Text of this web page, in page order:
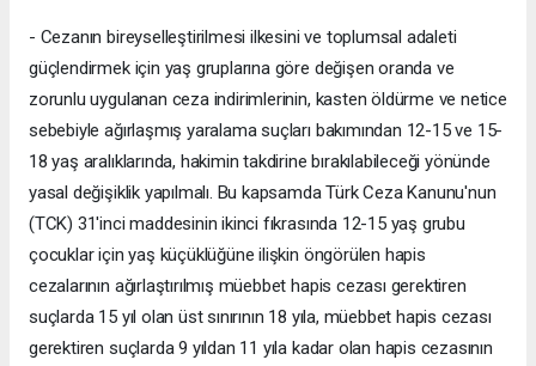
- Cezanın bireyselleştirilmesi ilkesini ve toplumsal adaleti
güçlendirmek için yaş gruplarına göre değişen oranda ve
zorunlu uygulanan ceza indirimlerinin, kasten öldürme ve netice
sebebiyle ağırlaşmış yaralama suçları bakımından 12-15 ve 15-
18 yaş aralıklarında, hakimin takdirine bırakılabileceği yönünde
yasal değişiklik yapılmalı. Bu kapsamda Türk Ceza Kanunu'nun
(TCK) 31'inci maddesinin ikinci fıkrasında 12-15 yaş grubu
çocuklar için yaş küçüklüğüne ilişkin öngörülen hapis
cezalarının ağırlaştırılmış müebbet hapis cezası gerektiren
suçlarda 15 yıl olan üst sınırının 18 yıla, müebbet hapis cezası
gerektiren suçlarda 9 yıldan 11 yıla kadar olan hapis cezasının